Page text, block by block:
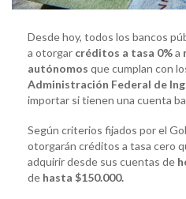
Desde hoy, todos los bancos
a otorgar créditos a tasa 0%a
autónomos que cumplan con
Administración Federal de
importar si tienen una cuenta
Según criterios fijados por el
otorgarán créditos a tasa cero
adquirir desde sus cuentas de
de hasta $150.000.